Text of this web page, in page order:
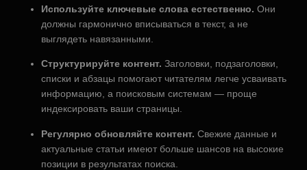
Используйте ключевые слова естественно. Они
должны гармонично вписываться в текст, а не
выглядеть навязанными.
Структурируйте контент. Заголовки, подзаголовки,
списки и абзацы помогают читателям легче усваивать
информацию, а поисковым системам — проще
индексировать ваши страницы.
Регулярно обновляйте контент. Свежие данные и
актуальные статьи имеют больше шансов на высокие
позиции в результатах поиска.